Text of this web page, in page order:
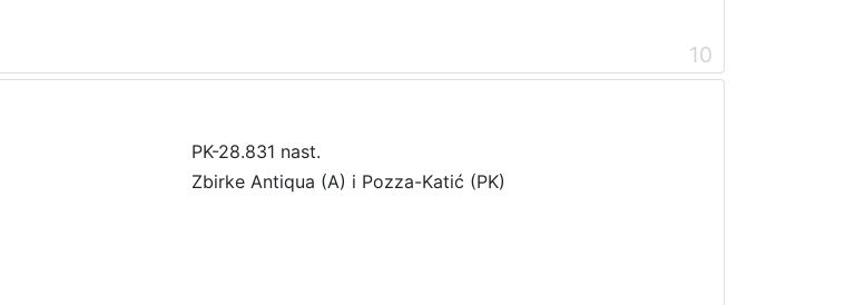
10
PK-28.831 nast.
Zbirke Antiqua (A) i Pozza-Katić (PK)